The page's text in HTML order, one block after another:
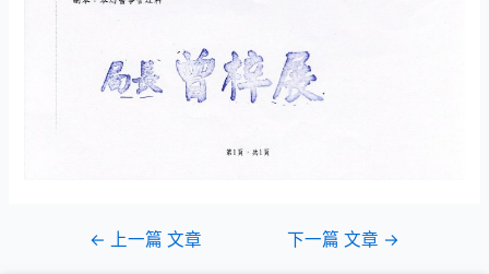
← 上一篇 文章 下一篇 文章 →